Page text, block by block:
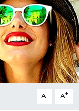
A- A+